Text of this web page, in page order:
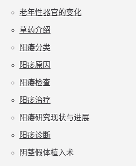
老年性器官的变化
草药介绍
阳痿分类
阳痿原因
阳痿检查
阳痿治疗
阳痿研究现状与进展
阳痿诊断
阴茎假体植入术